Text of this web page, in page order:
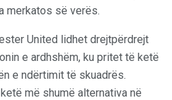
merkatos së verës.
United lidhet drejtpërdrejt
e ardhshëm, ku pritet të ketë
e ndërtimit të skuadrës.
më shumë alternativa në